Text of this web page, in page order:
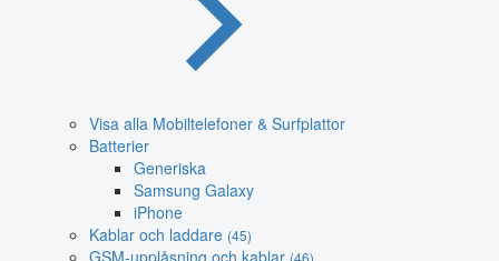
Visa alla Mobiltelefoner & Surfplattor
Batterier
Generiska
Samsung Galaxy
iPhone
Kablar och laddare (45)
GSM-upplåsning och kablar (46)